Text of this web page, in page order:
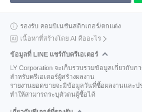
รองรับ คอมบิเนชันสติกเกอร์/ตกแต่ง
เนื้อหาที่สร้างโดย AI คืออะไร
ข้อมูลที่ LINE แชร์กับครีเอเตอร์
LY Corporation จะเก็บรวบรวมข้อมูลเกี่ยวกับ
สำหรับครีเอเตอร์ผู้สร้างผลงาน
รายงานยอดขายจะมีข้อมูลวันที่ซื้อผลงานและ
ทำให้สามารถระบุตัวตนผู้ซื้อได้